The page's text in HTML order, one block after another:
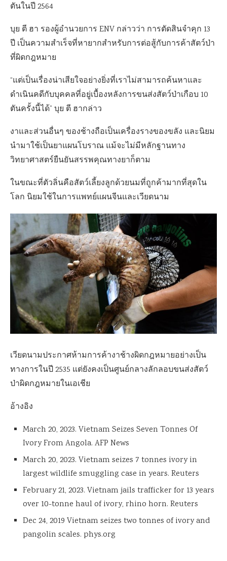
ตันในปี 2564
บุย ตี ฮา รองผู้อำนวยการ ENV กล่าวว่า การตัดสินจำคุก 13
ปี เป็นความสำเร็จที่หายากสำหรับการต่อสู้กับการค้าสัตว์ป่า
ที่ผิดกฎหมาย
“แต่เป็นเรื่องน่าเสียใจอย่างยิ่งที่เราไม่สามารถค้นหาและ
ดำเนินคดีกับบุคคลที่อยู่เบื้องหลังการขนส่งสัตว์ป่าเกือบ 10
ตันครั้งนี้ได้” บุย ตี ฮากล่าว
งาและส่วนอื่นๆ ของช้างถือเป็นเครื่องรางของขลัง และนิยม
นำมาใช้เป็นยาแผนโบราณ แม้จะไม่มีหลักฐานทาง
วิทยาศาสตร์ยืนยันสรรพคุณทางยาก็ตาม
ในขณะที่ตัวลิ่นคือสัตว์เลี้ยงลูกด้วยนมที่ถูกค้ามากที่สุดใน
โลก นิยมใช้ในการแพทย์แผนจีนและเวียดนาม
เวียดนามประกาศห้ามการค้างาช้างผิดกฎหมายอย่างเป็น
ทางการในปี 2535 แต่ยังคงเป็นศูนย์กลางลักลอบขนส่งสัตว์
ป่าผิดกฎหมายในเอเชีย
อ้างอิง
March 20, 2023. Vietnam Seizes Seven Tonnes Of
Ivory From Angola. AFP News
March 20, 2023. Vietnam seizes 7 tonnes ivory in
largest wildlife smuggling case in years. Reuters
February 21, 2023. Vietnam jails trafficker for 13 years
over 10-tonne haul of ivory, rhino horn. Reuters
Dec 24, 2019 Vietnam seizes two tonnes of ivory and
pangolin scales. phys.org